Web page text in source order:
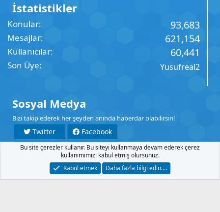
İstatistikler
Konular 93,683
Mesajlar 621,154
Kullanıcılar 60,441
Son Üye Yusufreal2
Sosyal Medya
Bizi takip ederek her şeyden anında haberdar olabilirsin!
Twitter
Facebook
YouTube
Instagram
Şartlar Gizlilik Yardım Anasayfa
R
Bu site çerezler kullanır. Bu siteyi kullanmaya devam ederek çerez
kullanımımızı kabul etmiş olursunuz.
Kabul etmek
Daha fazla bilgi edin.…